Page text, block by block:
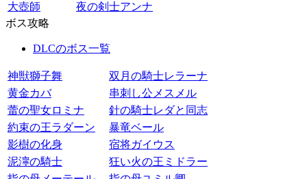
大壺師
夜の剣士アンナ
ボス攻略
DLCのボス一覧
神獣獅子舞
双月の騎士レラーナ
黄金カバ
串刺し公メスメル
蕾の聖女ロミナ
針の騎士レダと同志
約束の王ラダーン
暴竜ベール
影樹の化身
宿将ガイウス
泥濘の騎士
狂い火の王ミドラー